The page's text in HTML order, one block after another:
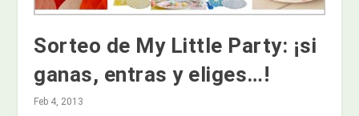
Sorteo de My Little Party: ¡si
ganas, entras y eliges…!
Feb 4, 2013